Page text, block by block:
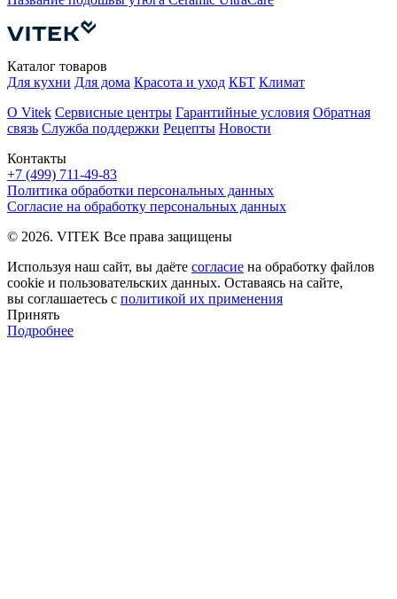
Контакты
+7 (499) 711-49-83
Каталог товаров
Для кухни Для дома Красота и уход КБТ Климат
О Vitek Сервисные центры Гарантийные условия Обратная
связь Служба поддержки Рецепты Новости
Политика обработки персональных данных
Согласие на обработку персональных данных
© 2026. VITEK Все права защищены
Используя наш сайт, вы даёте согласие на обработку файлов
cookie и пользовательских данных. Оставаясь на сайте,
вы соглашаетесь с политикой их применения
Принять
Подробнее